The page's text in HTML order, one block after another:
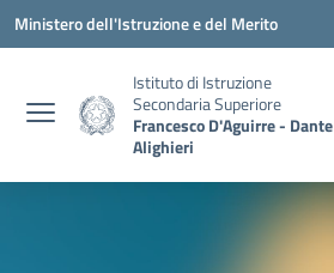
Vai ai contenuti
Vai al menu di navigazione
Vai al footer
Ministero dell'Istruzione e del Merito
Istituto di Istruzione
Secondaria Superiore
Francesco D'Aguirre - Dante
Alighieri